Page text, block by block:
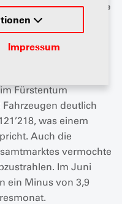
Impressum
Modellpalette
immatrikulierten
Fürstentum
Fahrzeugen deutlich
was einem
Auch die
vermochte
Im Juni
ein Minus von 3,9